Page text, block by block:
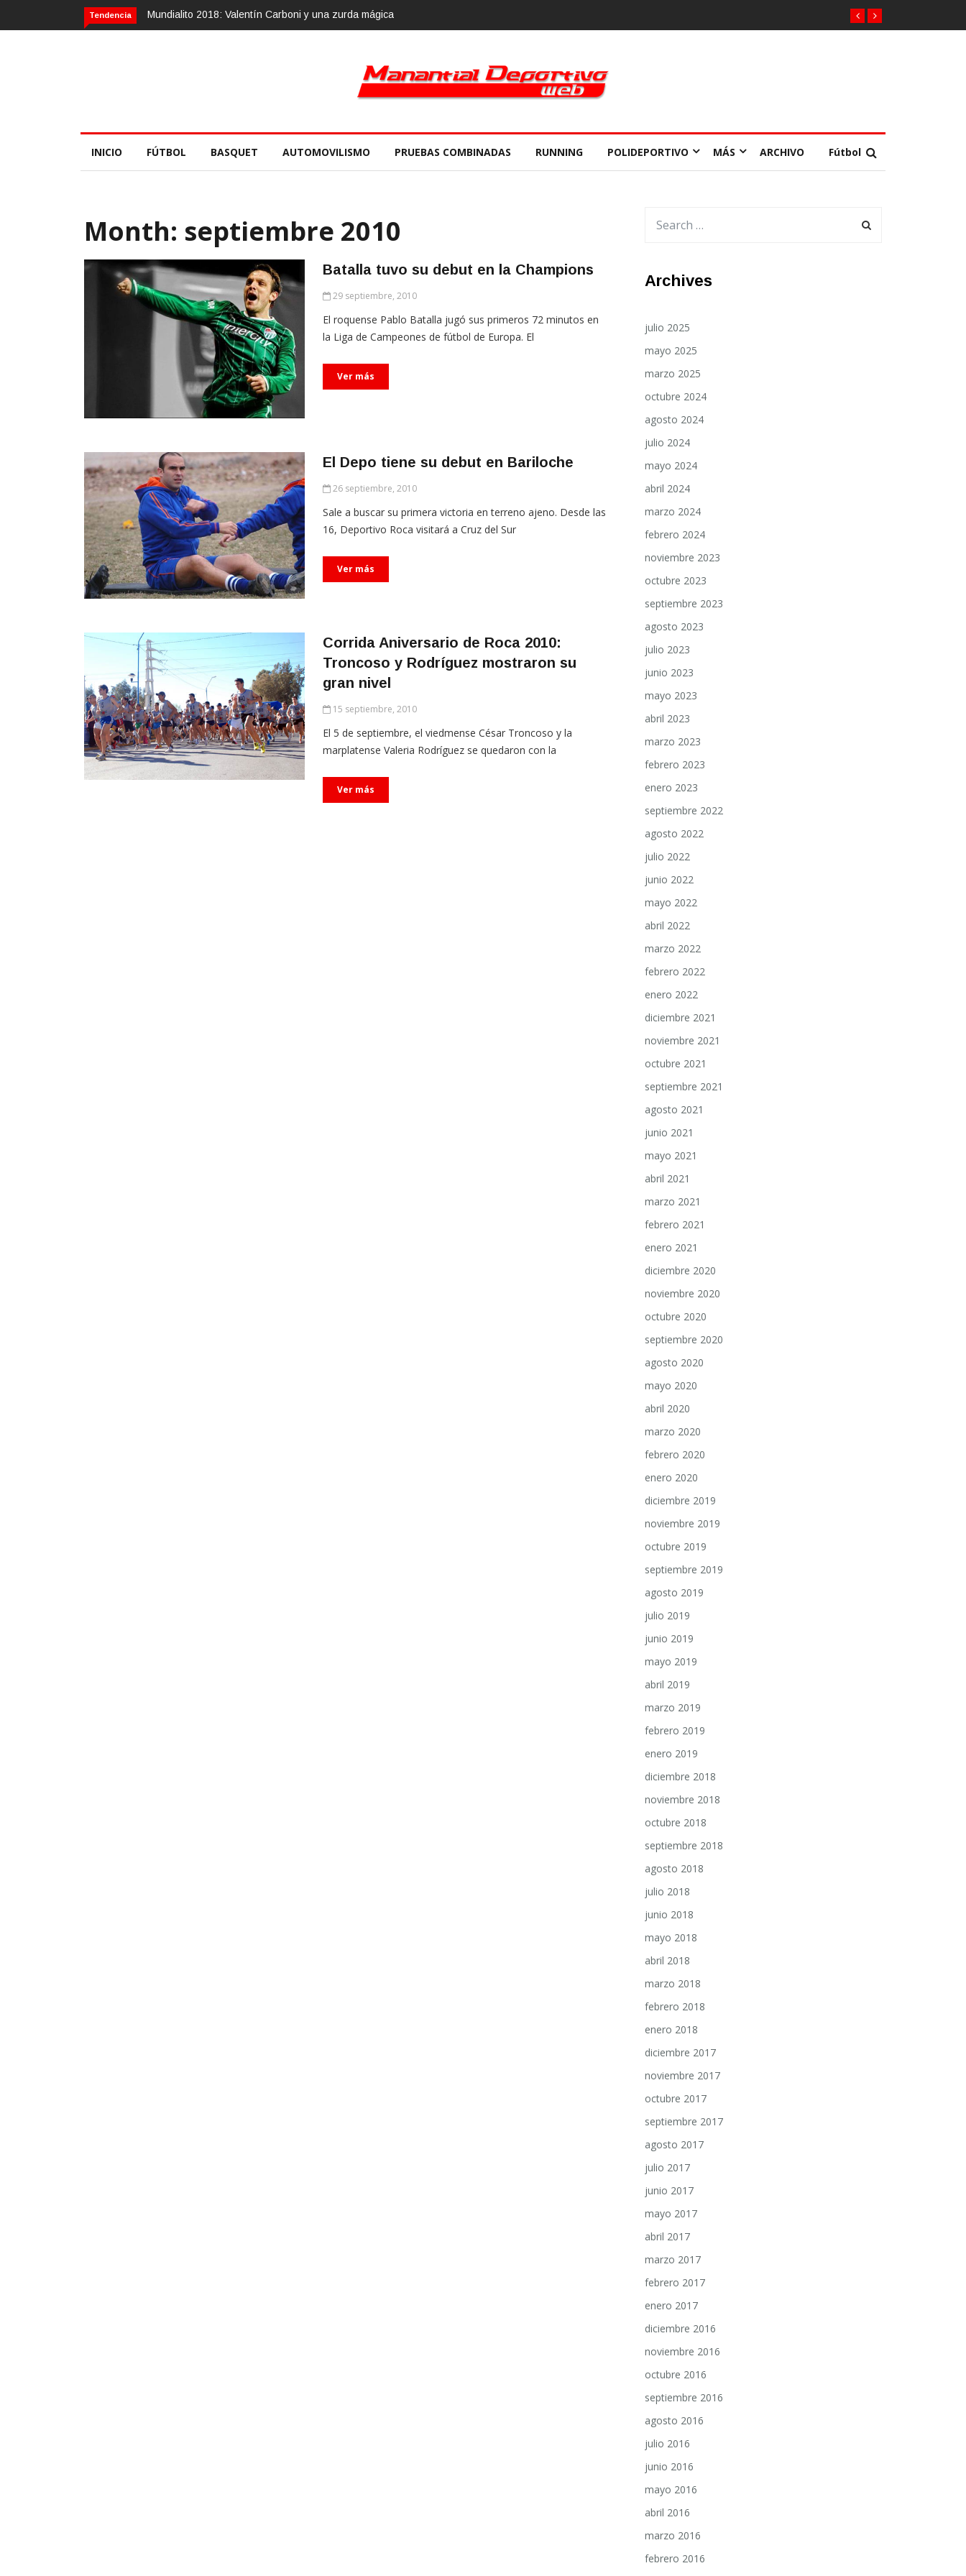
Tendencia
Carboni y una zurda mágicaCalvario Race 2018, 10 de noviembre
INICIO FÚTBOL BASQUET AUTOMOVILISMO PRUEBAS COMBINADAS RUNNING POLIDEPORTIVO MÁS ARCHIVO Fútbol
Month: septiembre 2010
Batalla tuvo su debut en la Champions
29 septiembre, 2010
El roquense Pablo Batalla jugó sus primeros 72 minutos en
la Liga de Campeones de fútbol de Europa. El
Ver más
El Depo tiene su debut en Bariloche
26 septiembre, 2010
Sale a buscar su primera victoria en terreno ajeno. Desde las
16, Deportivo Roca visitará a Cruz del Sur
Ver más
Corrida Aniversario de Roca 2010:
Troncoso y Rodríguez mostraron su
gran nivel
15 septiembre, 2010
El 5 de septiembre, el viedmense César Troncoso y la
marplatense Valeria Rodríguez se quedaron con la
Ver más
Archives
julio 2025
mayo 2025
marzo 2025
octubre 2024
agosto 2024
julio 2024
mayo 2024
abril 2024
marzo 2024
febrero 2024
noviembre 2023
octubre 2023
septiembre 2023
agosto 2023
julio 2023
junio 2023
mayo 2023
abril 2023
marzo 2023
febrero 2023
enero 2023
septiembre 2022
agosto 2022
julio 2022
junio 2022
mayo 2022
abril 2022
marzo 2022
febrero 2022
enero 2022
diciembre 2021
noviembre 2021
octubre 2021
septiembre 2021
agosto 2021
junio 2021
mayo 2021
abril 2021
marzo 2021
febrero 2021
enero 2021
diciembre 2020
noviembre 2020
octubre 2020
septiembre 2020
agosto 2020
mayo 2020
abril 2020
marzo 2020
febrero 2020
enero 2020
diciembre 2019
noviembre 2019
octubre 2019
septiembre 2019
agosto 2019
julio 2019
junio 2019
mayo 2019
abril 2019
marzo 2019
febrero 2019
enero 2019
diciembre 2018
noviembre 2018
octubre 2018
septiembre 2018
agosto 2018
julio 2018
junio 2018
mayo 2018
abril 2018
marzo 2018
febrero 2018
enero 2018
diciembre 2017
noviembre 2017
octubre 2017
septiembre 2017
agosto 2017
julio 2017
junio 2017
mayo 2017
abril 2017
marzo 2017
febrero 2017
enero 2017
diciembre 2016
noviembre 2016
octubre 2016
septiembre 2016
agosto 2016
julio 2016
junio 2016
mayo 2016
abril 2016
marzo 2016
febrero 2016